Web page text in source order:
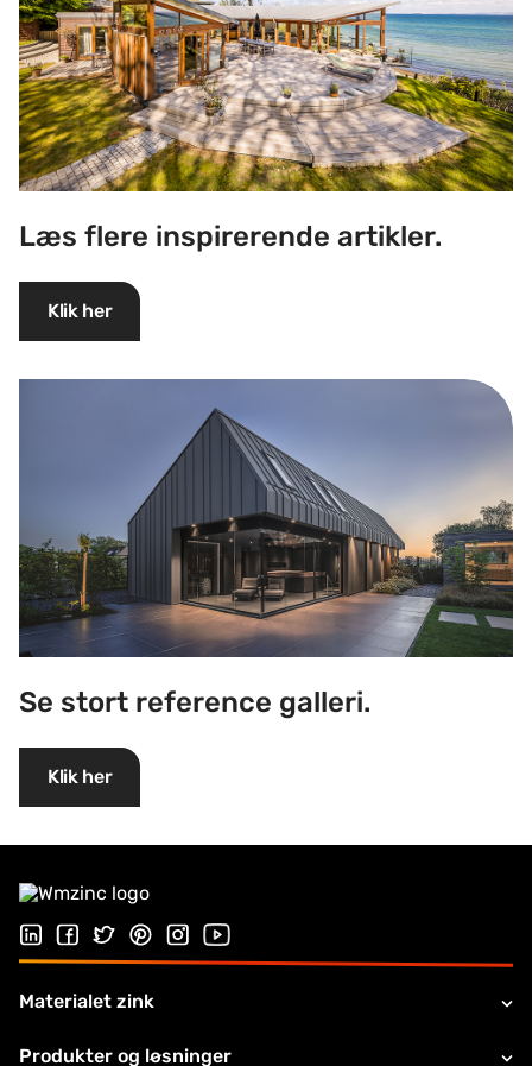
Læs flere inspirerende artikler.
Klik her
Se stort reference galleri.
Klik her
Følg os på Linkedin
Følg os på Facebook
Follow us on Twitter
Follow us on Pinterest
Følg os på Instragram
Visit our Youtube channel
Materialet zink
Produkter og løsninger